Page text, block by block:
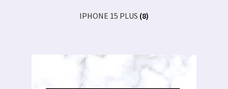
IPHONE 15 PLUS (8)